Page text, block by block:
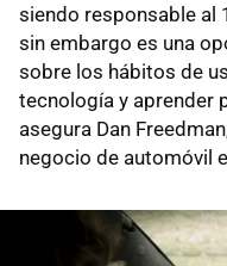
siendo responsable al
sin embargo es una
sobre los hábitos de
tecnología y aprender
asegura Dan
negocio de automóvil